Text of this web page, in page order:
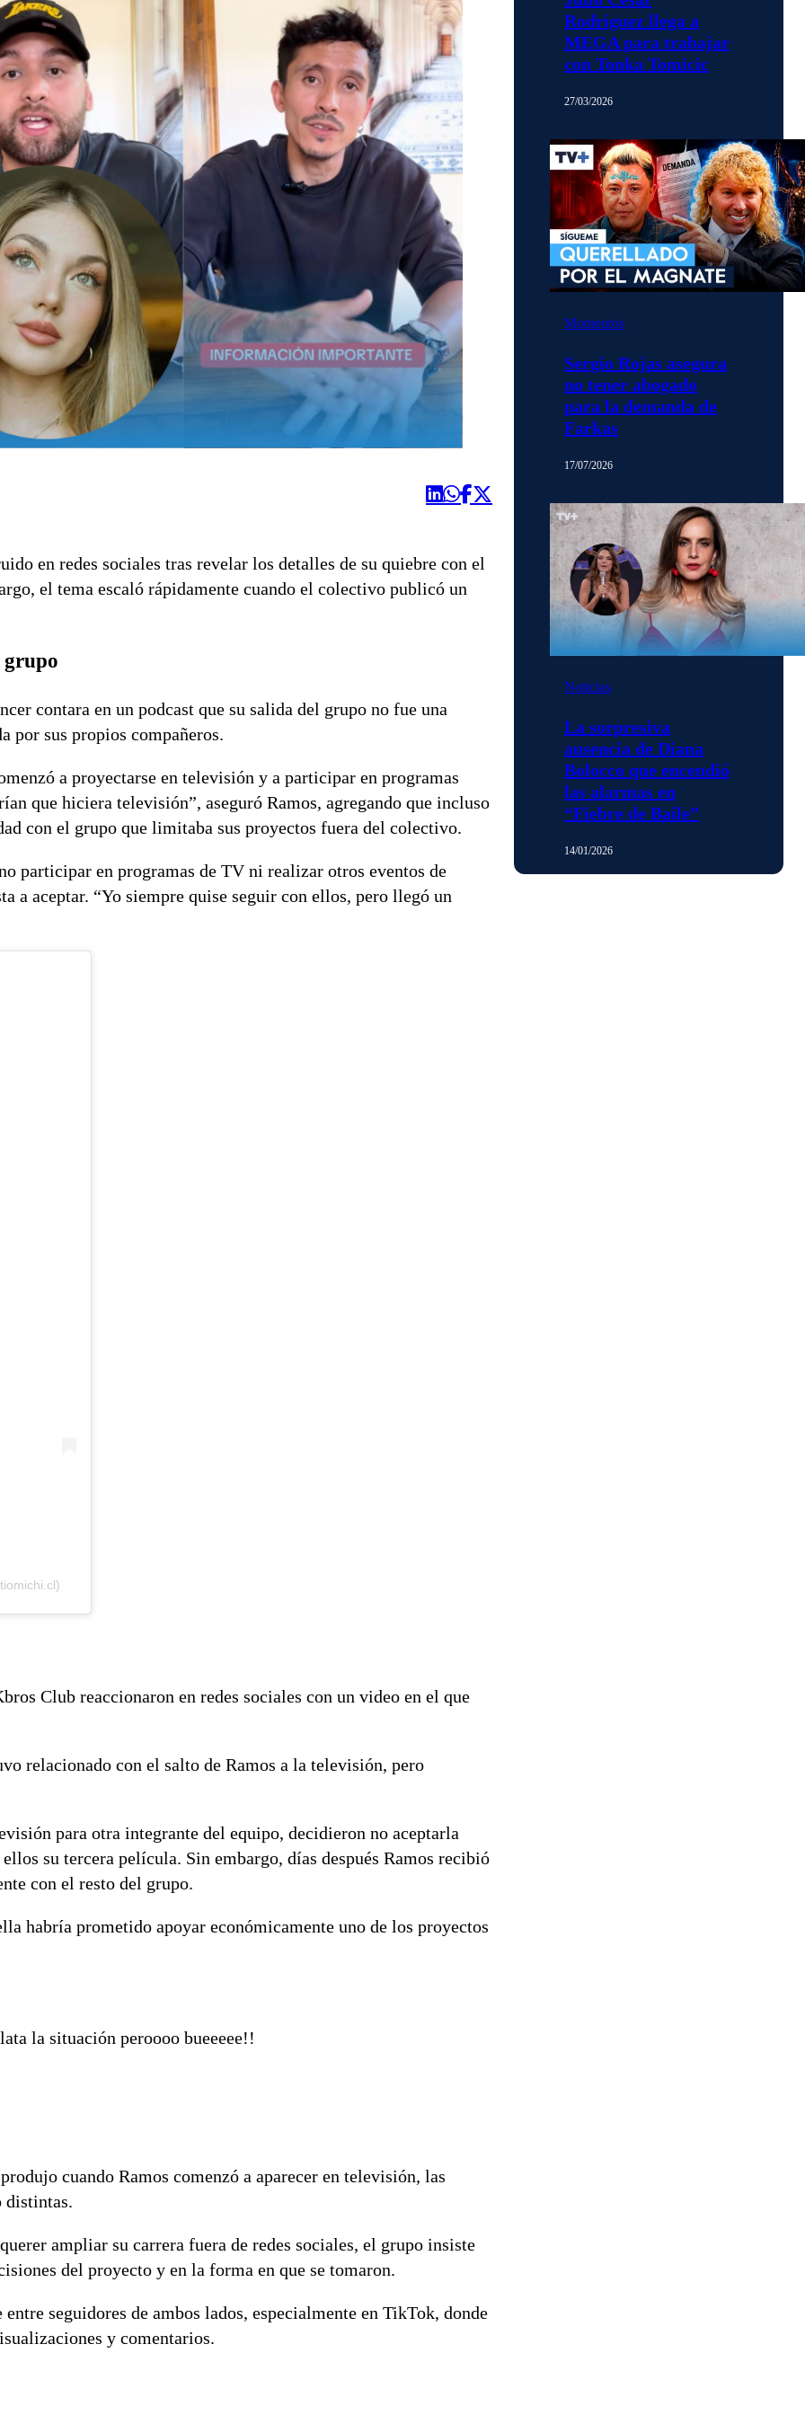
en redes sociales tras revelar los detalles de su quiebre con el
el tema escaló rápidamente cuando el colectivo publicó un
grupo
contara en un podcast que su salida del grupo no fue una
por sus propios compañeros.
a proyectarse en televisión y a participar en programas
que hiciera televisión”, aseguró Ramos, agregando que incluso
con el grupo que limitaba sus proyectos fuera del colectivo.
participar en programas de TV ni realizar otros eventos de
a aceptar. “Yo siempre quise seguir con ellos, pero llegó un
Club reaccionaron en redes sociales con un video en el que
relacionado con el salto de Ramos a la televisión, pero
para otra integrante del equipo, decidieron no aceptarla
su tercera película. Sin embargo, días después Ramos recibió
con el resto del grupo.
habría prometido apoyar económicamente uno de los proyectos
la situación peroooo bueeeee!!
cuando Ramos comenzó a aparecer en televisión, las
distintas.
ampliar su carrera fuera de redes sociales, el grupo insiste
del proyecto y en la forma en que se tomaron.
seguidores de ambos lados, especialmente en TikTok, donde
y comentarios.
Rodríguez llega a
MEGA para trabajar
con Tonka Tomicic
27/03/2026
Momentos
Sergio Rojas asegura
no tener abogado
para la demanda de
Farkas
17/07/2026
Noticias
La sorpresiva
ausencia de Diana
Bolocco que encendió
las alarmas en
“Fiebre de Baile”
14/01/2026